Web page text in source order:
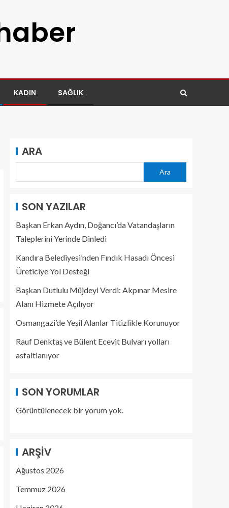
KADIN SAĞLIK
ARA
Ara
SON YAZILAR
Başkan Erkan Aydın, Doğancı’da Vatandaşların
Taleplerini Yerinde Dinledi
Kandıra Belediyesi’nden Fındık Hasadı Öncesi
Üreticiye Yol Desteği
Başkan Dutlulu Müjdeyi Verdi: Akpınar Mesire
Alanı Hizmete Açılıyor
Osmangazi’de Yeşil Alanlar Titizlikle Korunuyor
Rauf Denktaş ve Bülent Ecevit Bulvarı yolları
asfaltlanıyor
SON YORUMLAR
Görüntülenecek bir yorum yok.
ARŞIV
Ağustos 2026
Temmuz 2026